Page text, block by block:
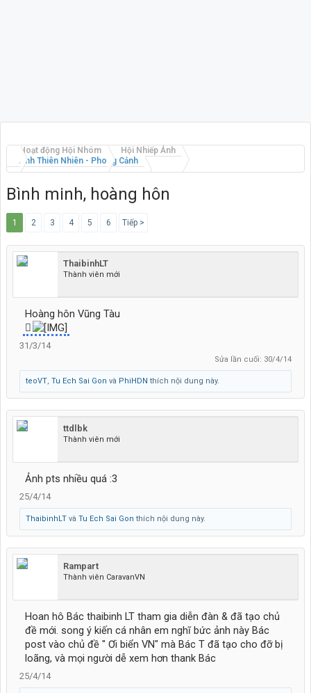
Hoạt động Hội Nhóm
Hội Nhiếp Ảnh
Ảnh Thiên Nhiên - Phong Cảnh
Bình minh, hoàng hôn
1 2 3 4 5 6 Tiếp >
ThaibinhLT
Thành viên mới
Hoàng hôn Vũng Tàu
31/3/14
Sửa lần cuối: 30/4/14
teoVT, Tu Ech Sai Gon và PhiHDN thích nội dung này.
ttdlbk
Thành viên mới
Ảnh pts nhiều quá :3
25/4/14
ThaibinhLT và Tu Ech Sai Gon thích nội dung này.
Rampart
Thành viên CaravanVN
Hoan hô Bác thaibinh LT tham gia diễn đàn & đã tạo chủ
đề mới. song ý kiến cá nhân em nghĩ bức ảnh này Bác
post vào chủ đề " Ơi biển VN" mà Bác T đã tạo cho đỡ bị
loãng, và mọi người dễ xem hơn thank Bác
25/4/14